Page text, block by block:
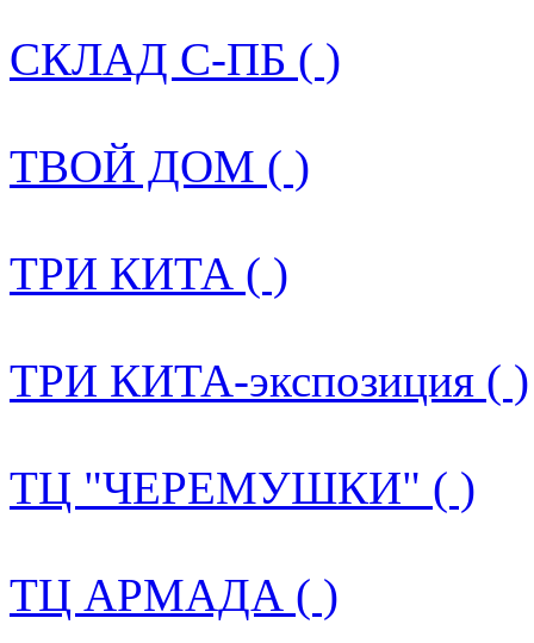
СКЛАД С-ПБ ( )
ТВОЙ ДОМ ( )
ТРИ КИТА ( )
ТРИ КИТА-экспозиция ( )
ТЦ "ЧЕРЕМУШКИ" ( )
ТЦ АРМАДА ( )